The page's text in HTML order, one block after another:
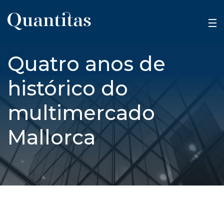
Quatro anos de
histórico do
multimercado
Mallorca